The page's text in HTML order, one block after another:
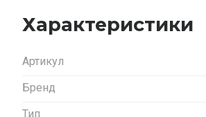
Характеристики
Артикул
Бренд
Тип